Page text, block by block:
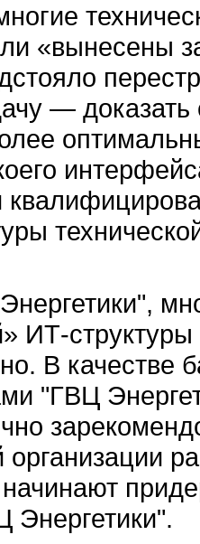
«вынесены
— доказать
ИТ-структуры
В качестве
"ГВЦ
организации
Энергетики".